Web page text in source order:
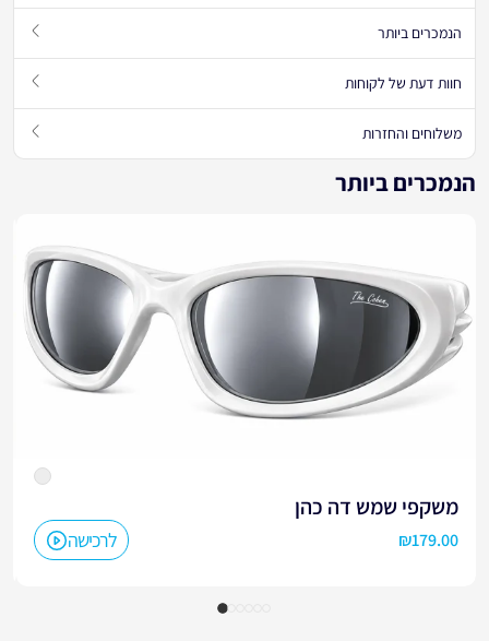
הנמכרים ביותר
חוות דעת של לקוחות
משלוחים והחזרות
הנמכרים ביותר
משקפי שמש דה כהן
לרכישה ₪179.00